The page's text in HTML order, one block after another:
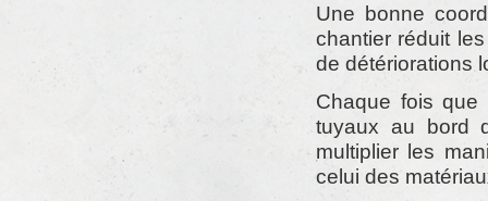
Une bonne
chantier réduit
de détériorations
Chaque fois
tuyaux au bord
multiplier les
celui des